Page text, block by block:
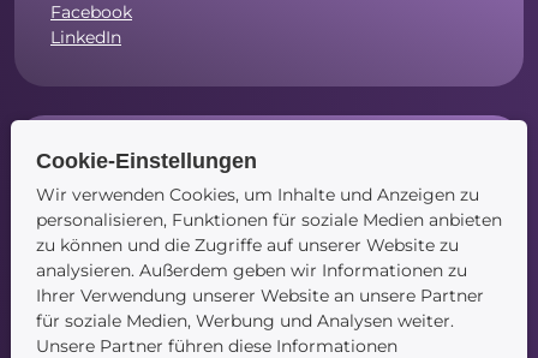
Facebook
LinkedIn
Navigation
Startseite
Blog
Kontakt
Cookie-Einstellungen
Wir verwenden Cookies, um Inhalte und Anzeigen zu
personalisieren, Funktionen für soziale Medien anbieten
zu können und die Zugriffe auf unserer Website zu
analysieren. Außerdem geben wir Informationen zu
Ihrer Verwendung unserer Website an unsere Partner
für soziale Medien, Werbung und Analysen weiter.
Unsere Partner führen diese Informationen